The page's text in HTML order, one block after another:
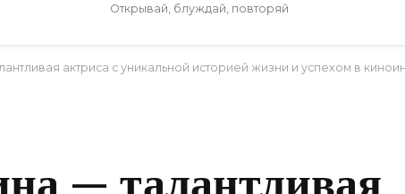
Открывай, блуждай, повторяй
актриса с уникальной историей жизни и успехом в